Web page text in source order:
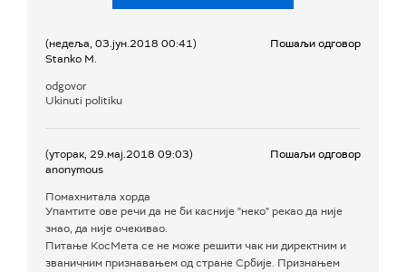
(недеља, 03.јун.2018 00:41)
Stanko M.
Пошаљи одговор
odgovor
Ukinuti politiku
(уторак, 29.мај.2018 09:03)
anonymous
Пошаљи одговор
Помахнитала хорда
Упамтите ове речи да не би касније "неко" рекао да није
знао, да није очекивао.
Питање КосМета се не може решити чак ни директним и
званичним признавањем од стране Србије. Признањем